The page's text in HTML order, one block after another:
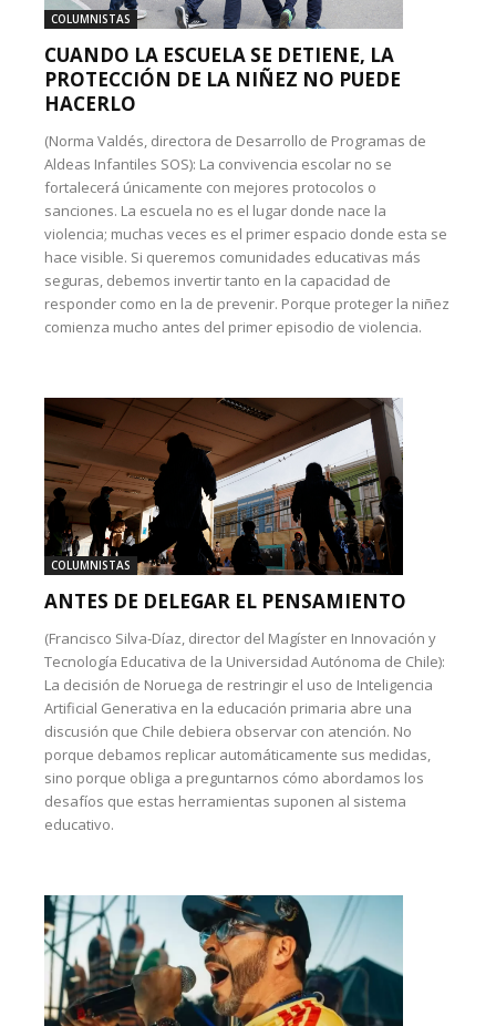
COLUMNISTAS
CUANDO LA ESCUELA SE DETIENE, LA
PROTECCIÓN DE LA NIÑEZ NO PUEDE
HACERLO
(Norma Valdés, directora de Desarrollo de Programas de
Aldeas Infantiles SOS): La convivencia escolar no se
fortalecerá únicamente con mejores protocolos o
sanciones. La escuela no es el lugar donde nace la
violencia; muchas veces es el primer espacio donde esta se
hace visible. Si queremos comunidades educativas más
seguras, debemos invertir tanto en la capacidad de
responder como en la de prevenir. Porque proteger la niñez
comienza mucho antes del primer episodio de violencia.
COLUMNISTAS
ANTES DE DELEGAR EL PENSAMIENTO
(Francisco Silva-Díaz, director del Magíster en Innovación y
Tecnología Educativa de la Universidad Autónoma de Chile):
La decisión de Noruega de restringir el uso de Inteligencia
Artificial Generativa en la educación primaria abre una
discusión que Chile debiera observar con atención. No
porque debamos replicar automáticamente sus medidas,
sino porque obliga a preguntarnos cómo abordamos los
desafíos que estas herramientas suponen al sistema
educativo.